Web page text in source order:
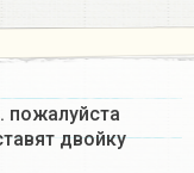
пожалуйста
двойку​